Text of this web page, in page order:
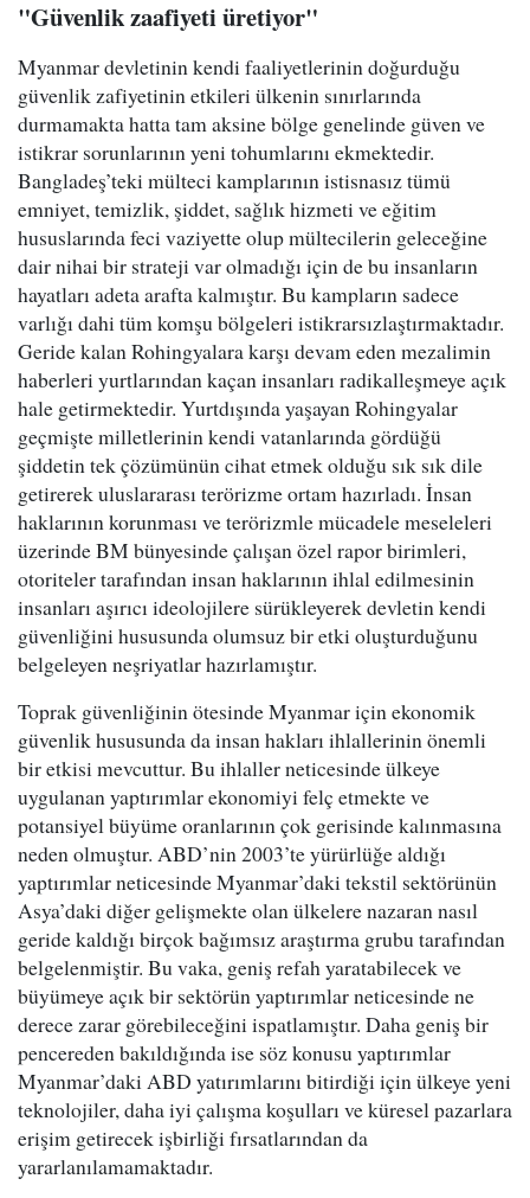
"Güvenlik zaafiyeti üretiyor"
Myanmar devletinin kendi faaliyetlerinin doğurduğu
güvenlik zafiyetinin etkileri ülkenin sınırlarında
durmamakta hatta tam aksine bölge genelinde güven ve
istikrar sorunlarının yeni tohumlarını ekmektedir.
Bangladeş’teki mülteci kamplarının istisnasız tümü
emniyet, temizlik, şiddet, sağlık hizmeti ve eğitim
hususlarında feci vaziyette olup mültecilerin geleceğine
dair nihai bir strateji var olmadığı için de bu insanların
hayatları adeta arafta kalmıştır. Bu kampların sadece
varlığı dahi tüm komşu bölgeleri istikrarsızlaştırmaktadır.
Geride kalan Rohingyalara karşı devam eden mezalimin
haberleri yurtlarından kaçan insanları radikalleşmeye açık
hale getirmektedir. Yurtdışında yaşayan Rohingyalar
geçmişte milletlerinin kendi vatanlarında gördüğü
şiddetin tek çözümünün cihat etmek olduğu sık sık dile
getirerek uluslararası terörizme ortam hazırladı. İnsan
haklarının korunması ve terörizmle mücadele meseleleri
üzerinde BM bünyesinde çalışan özel rapor birimleri,
otoriteler tarafından insan haklarının ihlal edilmesinin
insanları aşırıcı ideolojilere sürükleyerek devletin kendi
güvenliğini hususunda olumsuz bir etki oluşturduğunu
belgeleyen neşriyatlar hazırlamıştır.
Toprak güvenliğinin ötesinde Myanmar için ekonomik
güvenlik hususunda da insan hakları ihlallerinin önemli
bir etkisi mevcuttur. Bu ihlaller neticesinde ülkeye
uygulanan yaptırımlar ekonomiyi felç etmekte ve
potansiyel büyüme oranlarının çok gerisinde kalınmasına
neden olmuştur. ABD’nin 2003’te yürürlüğe aldığı
yaptırımlar neticesinde Myanmar’daki tekstil sektörünün
Asya’daki diğer gelişmekte olan ülkelere nazaran nasıl
geride kaldığı birçok bağımsız araştırma grubu tarafından
belgelenmiştir. Bu vaka, geniş refah yaratabilecek ve
büyümeye açık bir sektörün yaptırımlar neticesinde ne
derece zarar görebileceğini ispatlamıştır. Daha geniş bir
pencereden bakıldığında ise söz konusu yaptırımlar
Myanmar’daki ABD yatırımlarını bitirdiği için ülkeye yeni
teknolojiler, daha iyi çalışma koşulları ve küresel pazarlara
erişim getirecek işbirliği fırsatlarından da
yararlanılamamaktadır.